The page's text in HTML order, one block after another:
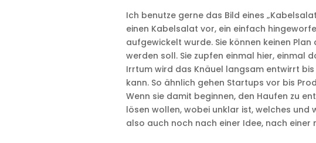
Ich benutze gerne das Bild eines
einen Kabelsalat vor, ein einfach
aufgewickelt wurde. Sie können keinen
werden soll. Sie zupfen einmal hier, einmal
Irrtum wird das Knäuel langsam entwirrt
kann. So ähnlich gehen Startups vor bis
Wenn sie damit beginnen, den Haufen zu
lösen wollen, wobei unklar ist, welches und
also auch noch nach einer Idee, nach einer